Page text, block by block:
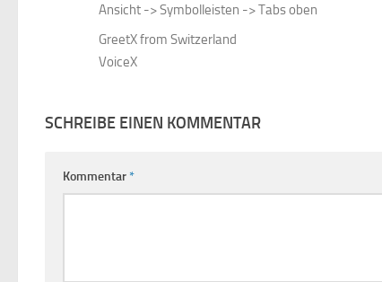
Ansicht -> Symbolleisten -> Tabs oben
GreetX from Switzerland
VoiceX
SCHREIBE EINEN KOMMENTAR
Kommentar*